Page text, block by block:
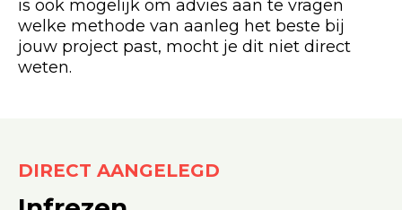
is ook mogelijk om advies aan te vragen
welke methode van aanleg het beste bij
jouw project past, mocht je dit niet direct
weten.
DIRECT AANGELEGD